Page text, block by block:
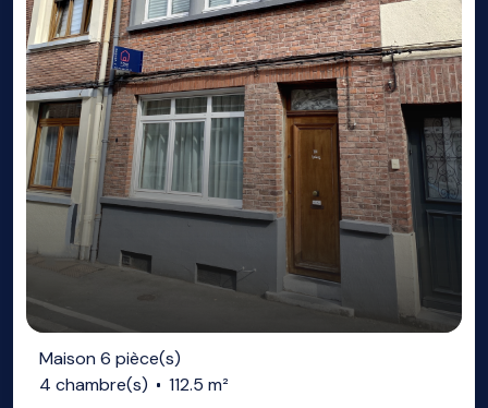
Maison 6 pièce(s)
4 chambre(s)
112.5 m²